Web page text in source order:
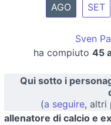
AGO
SET
Sven
ha compiuto 45
Qui sotto i
(a seguire, altri
allenatore di calcio e